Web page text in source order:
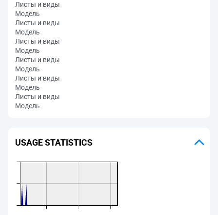
Листы и виды
Модель
Листы и виды
Модель
Листы и виды
Модель
Листы и виды
Модель
Листы и виды
Модель
Листы и виды
Модель
USAGE STATISTICS